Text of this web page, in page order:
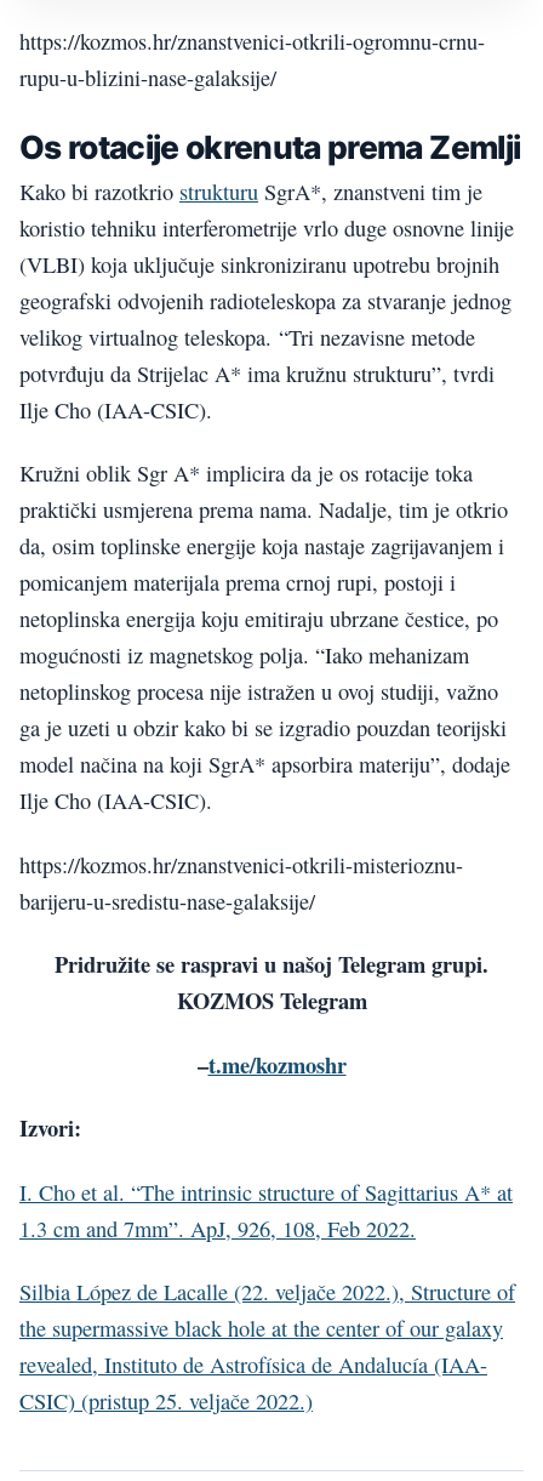
https://kozmos.hr/znanstvenici-otkrili-ogromnu-crnu-
rupu-u-blizini-nase-galaksije/
Os rotacije okrenuta prema Zemlji
Kako bi razotkrio strukturu SgrA*, znanstveni tim je
koristio tehniku ​​interferometrije vrlo duge osnovne linije
(VLBI) koja uključuje sinkroniziranu upotrebu brojnih
geografski odvojenih radioteleskopa za stvaranje jednog
velikog virtualnog teleskopa. “Tri nezavisne metode
potvrđuju da Strijelac A* ima kružnu strukturu”, tvrdi
Ilje Cho (IAA-CSIC).
Kružni oblik Sgr A* implicira da je os rotacije toka
praktički usmjerena prema nama. Nadalje, tim je otkrio
da, osim toplinske energije koja nastaje zagrijavanjem i
pomicanjem materijala prema crnoj rupi, postoji i
netoplinska energija koju emitiraju ubrzane čestice, po
mogućnosti iz magnetskog polja. “Iako mehanizam
netoplinskog procesa nije istražen u ovoj studiji, važno
ga je uzeti u obzir kako bi se izgradio pouzdan teorijski
model načina na koji SgrA* apsorbira materiju”, dodaje
Ilje Cho (IAA-CSIC).
https://kozmos.hr/znanstvenici-otkrili-misterioznu-
barijeru-u-sredistu-nase-galaksije/
Pridružite se raspravi u našoj Telegram grupi.
KOZMOS Telegram
–t.me/kozmoshr
Izvori:
I. Cho et al. “The intrinsic structure of Sagittarius A* at
1.3 cm and 7mm”. ApJ, 926, 108, Feb 2022.
Silbia López de Lacalle (22. veljače 2022.), Structure of
the supermassive black hole at the center of our galaxy
revealed, Instituto de Astrofísica de Andalucía (IAA-
CSIC) (pristup 25. veljače 2022.)